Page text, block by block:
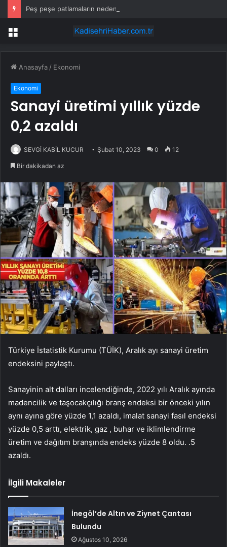
Menü
Anasayfa / Ekonomi
Ekonomi
Sanayi üretimi yıllık yüzde
0,2 azaldı
SEVGİ KABİL KUCUR Şubat 10, 2023 0 12
Bir dakikadan az
Türkiye İstatistik Kurumu (TÜİK), Aralık ayı sanayi üretim
endeksini paylaştı.
Sanayinin alt dalları incelendiğinde, 2022 yılı Aralık ayında
madencilik ve taşocakçılığı branş endeksi bir önceki yılın
aynı ayına göre yüzde 1,1 azaldı, imalat sanayi fasıl endeksi
yüzde 0,5 arttı, elektrik, gaz , buhar ve iklimlendirme
üretim ve dağıtım branşında endeks yüzde 8 oldu. .5
azaldı.
İlgili Makaleler
İnegöl’de Altın ve Ziynet Çantası
Bulundu
Ağustos 10, 2026